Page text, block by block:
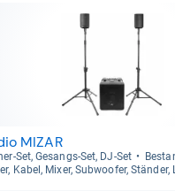
MIZAR
​Set, Gesangs-​Set, DJ-​Set
Kabel, Mixer, Sub­woofer, Stän­der,